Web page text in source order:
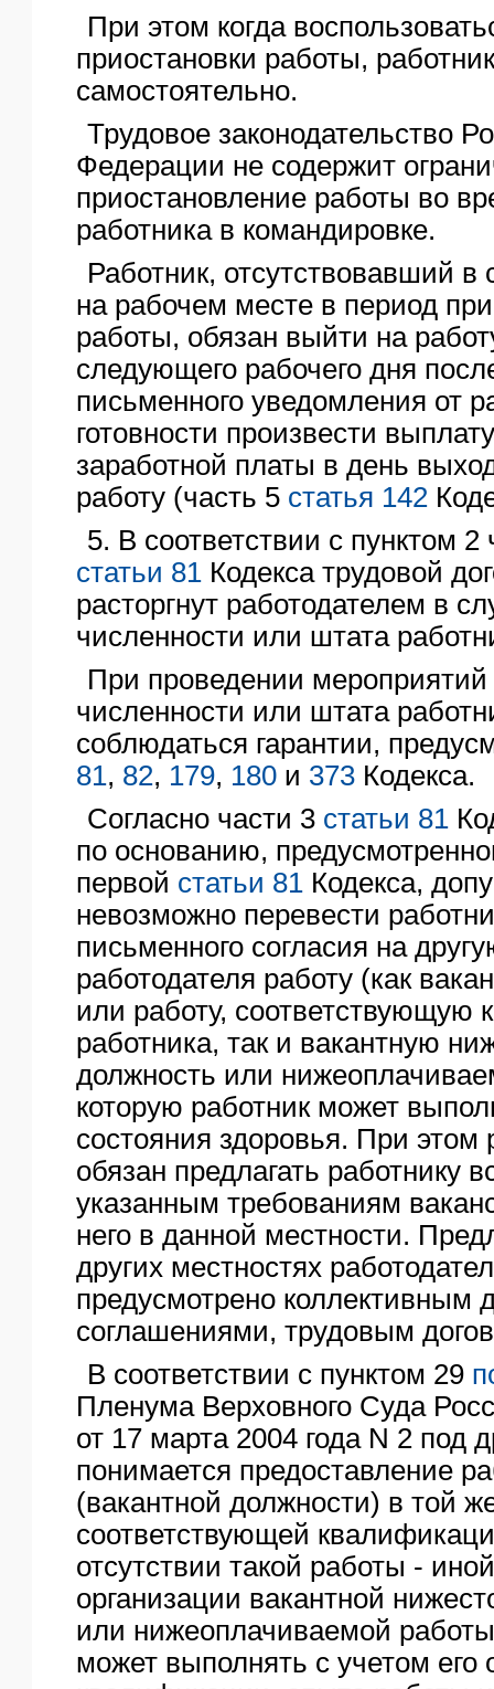
При этом когда
приостановки работы,
самостоятельно.
Трудовое законодательство
Федерации не содержит
приостановление работы во
работника в командировке.
Работник, отсутствовавший в
на рабочем месте в период
работы, обязан выйти на
следующего рабочего дня
письменного уведомления от
готовности произвести
заработной платы в день
работу (часть 5 статья 142
5. В соответствии с пунктом 2
статьи 81 Кодекса трудовой
расторгнут работодателем в
численности или штата
При проведении
численности или штата
соблюдаться гарантии,
81 , 82, 179, 180 и 373 Кодекса.
Согласно части 3 статьи 81
по основанию,
первой статьи 81 Кодекса,
невозможно перевести
письменного согласия на
работодателя работу (как
или работу, соответствующую
работника, так и вакантную
должность или
которую работник может
состояния здоровья. При этом
обязан предлагать работнику
указанным требованиям
него в данной местности.
других местностях
предусмотрено коллективным
соглашениями, трудовым
В соответствии с пунктом 29
Пленума Верховного Суда
от 17 марта 2004 года N 2 под
понимается предоставление
(вакантной должности) в той
соответствующей
отсутствии такой работы -
организации вакантной
или нижеоплачиваемой
может выполнять с учетом его